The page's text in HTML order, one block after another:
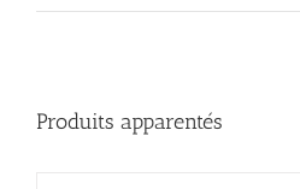
Produits apparentés